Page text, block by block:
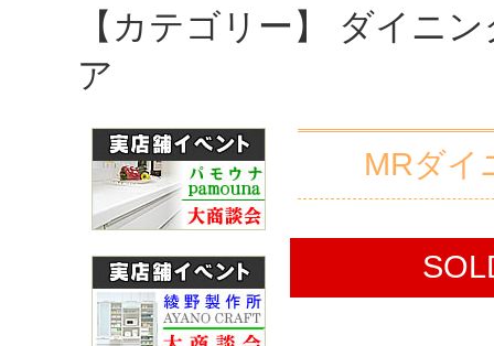
【カテゴリー】 ダイニ
ア
MRダイ